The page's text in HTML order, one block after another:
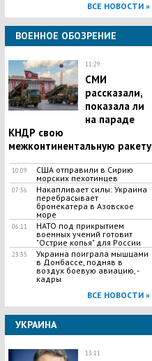
ВСЕ НОВОСТИ »
ВОЕННОЕ ОБОЗРЕНИЕ
11:29
СМИ
рассказали,
показала ли
на параде
КНДР свою
межконтинентальную ракету
10:09
США отправили в Сирию
морских пехотинцев
07:56
​Накапливает силы: Украина
перебрасывает
бронекатера в Азовское
море
06:11
НАТО под прикрытием
военных учений готовит
"Острие копья" для России
23:35
Украина поиграла мышцами
в Донбассе, подняв в
воздух боевую авиацию, -
кадры
ВСЕ НОВОСТИ »
УКРАИНА
13:11